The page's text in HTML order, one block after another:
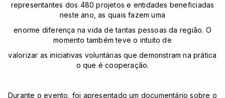
representantes dos 480 projetos e entidades beneficiadas
neste ano, as quais fazem uma
enorme diferença na vida de tantas pessoas da região. O
momento também teve o intuito de
valorizar as iniciativas voluntárias que demonstram na prática
o que é cooperação.
Durante o evento, foi apresentado um documentário sobre o